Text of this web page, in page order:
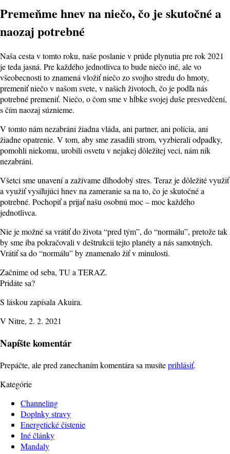
Premeňme hnev na niečo, čo je skutočné a
naozaj potrebné
Naša cesta v tomto roku, naše poslanie v prúde plynutia pre rok 2021
je teda jasná. Pre každého jednotlivca to bude niečo iné, ale vo
všeobecnosti to znamená vložiť niečo zo svojho stredu do hmoty,
premeniť niečo v našom svete, v našich životoch, čo je podľa nás
potrebné premeniť. Niečo, o čom sme v hĺbke svojej duše presvedčení,
s čím naozaj súznieme.
V tomto nám nezabráni žiadna vláda, ani partner, ani polícia, ani
žiadne opatrenie. V tom, aby sme zasadili strom, vyzbierali odpadky,
pomohli niekomu, urobili osvetu v nejakej dôležitej veci, nám nik
nezabráni.
Všetci sme unavení a zažívame dlhodobý stres. Teraz je dôležité využiť
a využiť vysiľujúci hnev na zameranie sa na to, čo je skutočné a
potrebné. Pochopiť a prijať našu osobnú moc – moc každého
jednotlivca.
Nie je možné sa vrátiť do života “pred tým”, do “normálu”, pretože tak
by sme iba pokračovali v deštrukcii tejto planéty a nás samotných.
Vrátiť sa do “normálu” by znamenalo žiť v minulosti.
Začnime od seba, TU a TERAZ.
Pridáte sa?
S láskou zapísala Akuira.
V Nitre, 2. 2. 2021
Napíšte komentár
Prepáčte, ale pred zanechaním komentára sa musíteprihlásiť.
Kategórie
Channeling
Doplnky stravy
Energetické čistenie
Iné články
Mandaly